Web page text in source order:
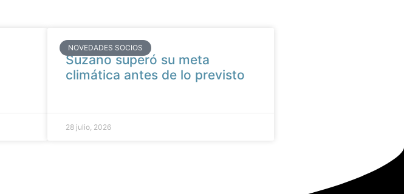
NOVEDADES SOCIOS
Suzano superó su meta
climática antes de lo previsto
28 julio, 2026